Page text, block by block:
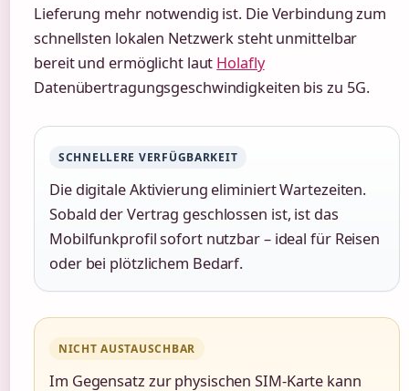
Lieferung mehr notwendig ist. Die Verbindung zum
schnellsten lokalen Netzwerk steht unmittelbar
bereit und ermöglicht laut Holafly
Datenübertragungsgeschwindigkeiten bis zu 5G.
SCHNELLERE VERFÜGBARKEIT
Die digitale Aktivierung eliminiert Wartezeiten.
Sobald der Vertrag geschlossen ist, ist das
Mobilfunkprofil sofort nutzbar – ideal für Reisen
oder bei plötzlichem Bedarf.
NICHT AUSTAUSCHBAR
Im Gegensatz zur physischen SIM-Karte kann